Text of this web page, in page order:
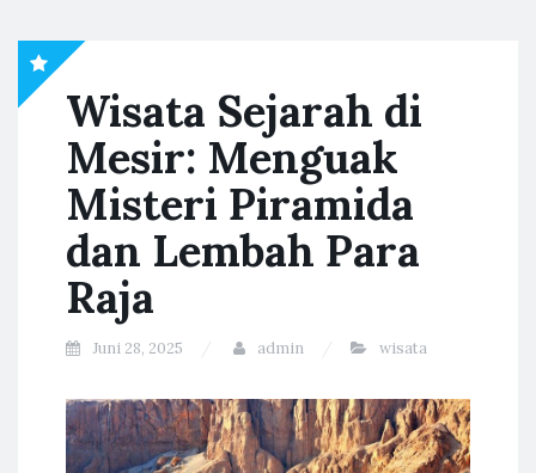
Wisata Sejarah di
Mesir: Menguak
Misteri Piramida
dan Lembah Para
Raja
Juni 28, 2025 admin wisata